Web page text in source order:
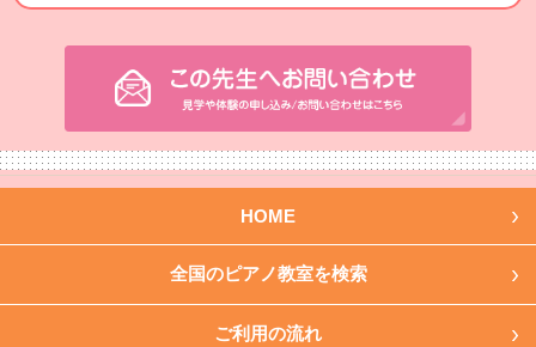
HOME
全国のピアノ教室を検索
ご利用の流れ